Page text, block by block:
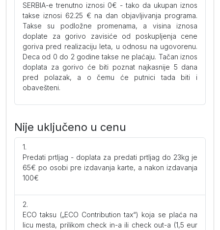
SERBIA-e trenutno iznosi 0€ - tako da ukupan iznos
takse iznosi 62.25 € na dan objavljivanja programa.
Takse su podložne promenama, a visina iznosa
doplate za gorivo zavisiće od poskupljenja cene
goriva pred realizaciju leta, u odnosu na ugovorenu.
Deca od 0 do 2 godine takse ne plaćaju. Tačan iznos
doplata za gorivo će biti poznat najkasnije 5 dana
pred polazak, a o čemu će putnici tada biti i
obavešteni.
Nije uključeno u cenu
Predati prtljag - doplata za predati prtljag do 23kg je
65€ po osobi pre izdavanja karte, a nakon izdavanja
100€
ECO taksu („ECO Contribution tax“) koja se plaća na
licu mesta, prilikom check in-a ili check out-a (1,5 eur